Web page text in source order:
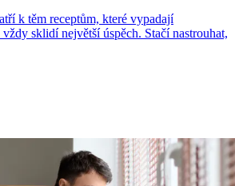
k těm receptům, které vypadají
vždy sklidí největší úspěch. Stačí nastrouhat,